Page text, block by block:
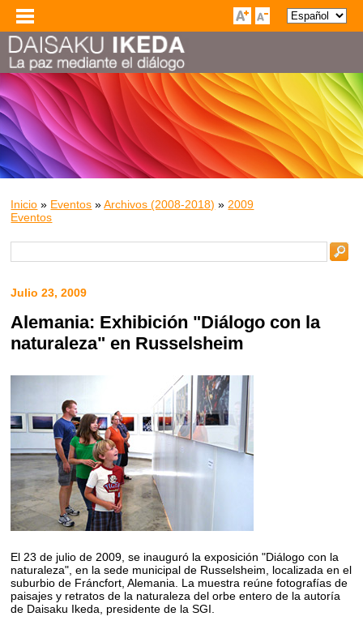
Inicio » Eventos »Archivos (2008-2018) » 2009
Eventos
Julio 23, 2009
Alemania: Exhibición "Diálogo con la
naturaleza" en Russelsheim
El 23 de julio de 2009, se inauguró la exposición "Diálogo con la
naturaleza", en la sede municipal de Russelsheim, localizada en el
suburbio de Fráncfort, Alemania. La muestra reúne fotografías de
paisajes y retratos de la naturaleza del orbe entero de la autoría
de Daisaku Ikeda, presidente de la SGI.